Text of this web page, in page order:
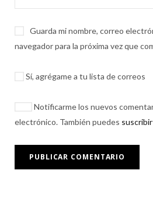
Guarda mi nombre, correo
navegador para la próxima vez que
Sí, agrégame a tu lista de correos
Notificarme los nuevos
electrónico. También puedes